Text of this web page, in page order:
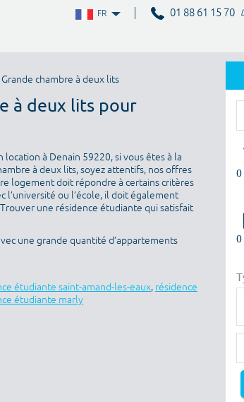
FR 01 88 61 15 70
0
0
chambre à deux lits
à deux lits pour
à Denain 59220, si vous êtes à la
à deux lits, soyez attentifs, nos offres
logement doit répondre à certains critères
l’université ou l’école, il doit également
une résidence étudiante qui satisfait
une grande quantité d’appartements
étudiante saint-amand-les-eaux, résidence
étudiante marly